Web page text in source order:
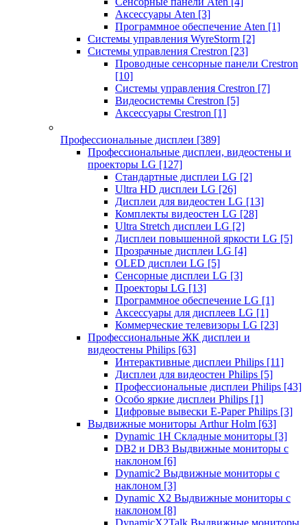
Аксессуары Aten [3]
Программное обеспечение Aten [1]
Системы управления WyreStorm [2]
Системы управления Crestron [23]
Проводные сенсорные панели Crestron
[10]
Системы управления Crestron [7]
Видеосистемы Crestron [5]
Аксессуары Crestron [1]
Профессиональные дисплеи [389]
Профессиональные дисплеи, видеостены и
проекторы LG [127]
Стандартные дисплеи LG [2]
Ultra HD дисплеи LG [26]
Дисплеи для видеостен LG [13]
Комплекты видеостен LG [28]
Ultra Stretch дисплеи LG [2]
Дисплеи повышенной яркости LG [5]
Прозрачные дисплеи LG [4]
OLED дисплеи LG [5]
Сенсорные дисплеи LG [3]
Проекторы LG [13]
Программное обеспечение LG [1]
Аксессуары для дисплеев LG [1]
Коммерческие телевизоры LG [23]
Профессиональные ЖК дисплеи и
видеостены Philips [63]
Интерактивные дисплеи Philips [11]
Дисплеи для видеостен Philips [5]
Профессиональные дисплеи Philips [43]
Особо яркие дисплеи Philips [1]
Цифровые вывески E-Paper Philips [3]
Выдвижные мониторы Arthur Holm [63]
Dynamic 1Н Складные мониторы [3]
DB2 и DB3 Выдвижные мониторы с
наклоном [6]
Dynamic2 Выдвижные мониторы с
наклоном [3]
Dynamic X2 Выдвижные мониторы с
наклоном [8]
DynamicX2Talk Выдвижные мониторы